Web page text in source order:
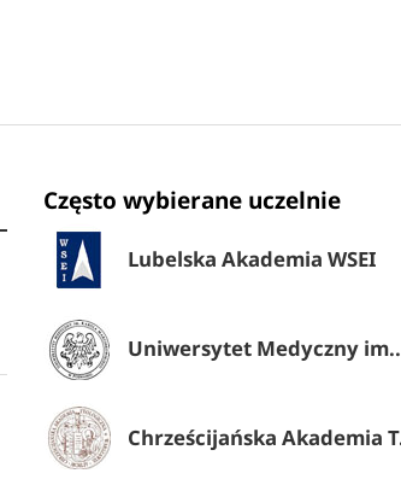
Często wybierane uczelnie
Lubelska Akademia WSEI
Uniwersytet Medyczny im. Karola Marcinkowskiego w Poznaniu
Chrześcijańska Akademia Teologiczna w Warszawie